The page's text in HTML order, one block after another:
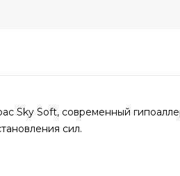
Sky Soft, современный
сил.